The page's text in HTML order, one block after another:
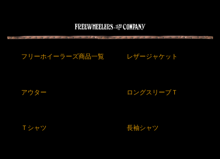
フリーホイーラーズ商品一覧 レザージャケット
アウター ロングスリーブＴ
Ｔシャツ 長袖シャツ